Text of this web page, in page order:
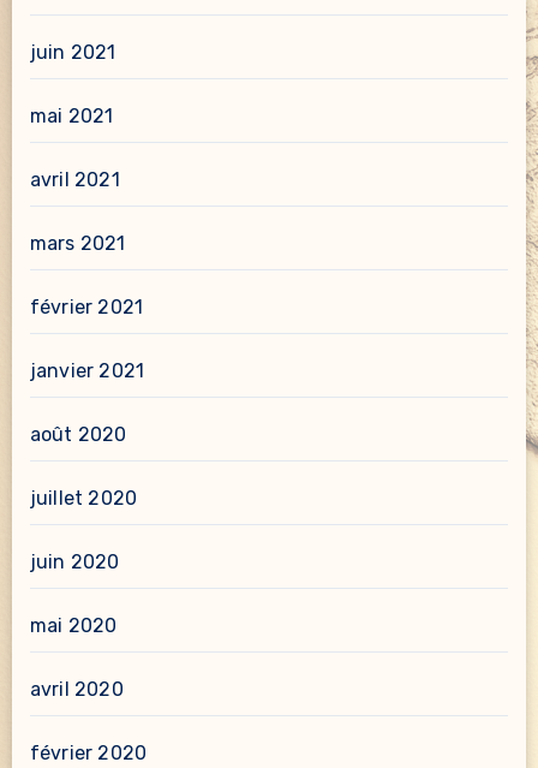
juin 2021
mai 2021
avril 2021
mars 2021
février 2021
janvier 2021
août 2020
juillet 2020
juin 2020
mai 2020
avril 2020
février 2020